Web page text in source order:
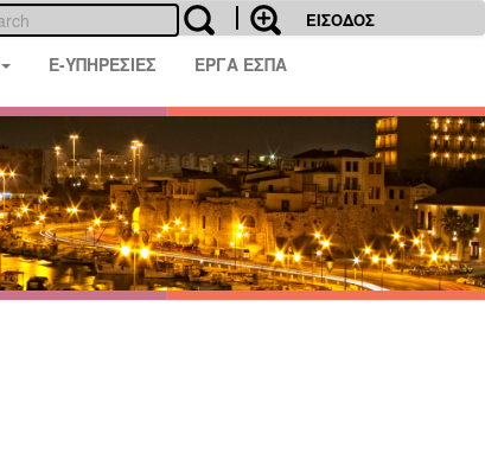
ΕΙΣΟΔΟΣ
E-ΥΠΗΡΕΣΙΕΣ ΕΡΓΑ ΕΣΠΑ